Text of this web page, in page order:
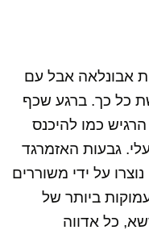
אבונלאה אבל עם
כל כך. ברגע שכף
כמו להיכנס
גבעות האזמרגד
על ידי משוררים
ביותר של
כל אדווה